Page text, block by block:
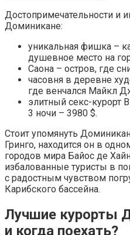
Достопримечательности и
Доминикане:
уникальная фишка –
душевное место на
Саона – остров, где
часовня в деревне
где венчался Майкл
элитный секс-курорт
3 ночи – 3980 $.
Стоит упомянуть
Гринго, находится он в
городов мира Байос де
избалованные туристы в
с радостным чувством
Карибского бассейна.
Лучшие курорты
и когда поехать?